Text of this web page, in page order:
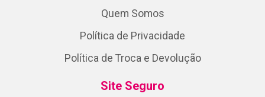
Quem Somos
Política de Privacidade
Política de Troca e Devolução
Site Seguro